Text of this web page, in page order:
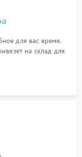
для вас время.
на склад для